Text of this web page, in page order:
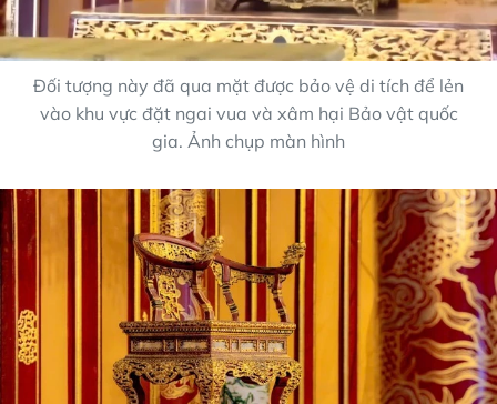
Đối tượng này đã qua mặt được bảo vệ di tích để lẻn
vào khu vực đặt ngai vua và xâm hại Bảo vật quốc
gia. Ảnh chụp màn hình